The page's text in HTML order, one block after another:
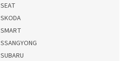
SEAT
SKODA
SMART
SSANGYONG
SUBARU